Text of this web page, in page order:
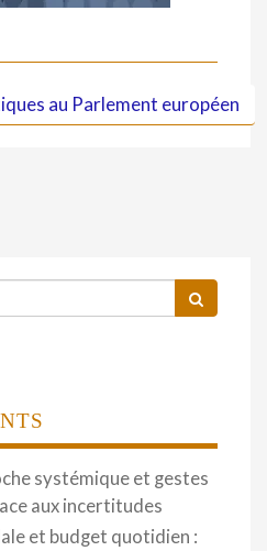
au Parlement européen
systémique et gestes
aux incertitudes
et budget quotidien :